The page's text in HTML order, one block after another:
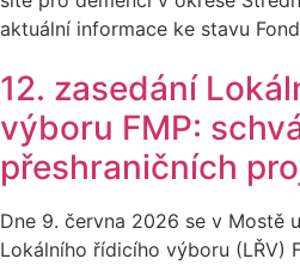
aktuální informace ke stavu
12. zasedání
výboru FMP:
přeshraničních
Dne 9. června 2026 se v Mostě
Lokálního řídicího výboru (LŘV)